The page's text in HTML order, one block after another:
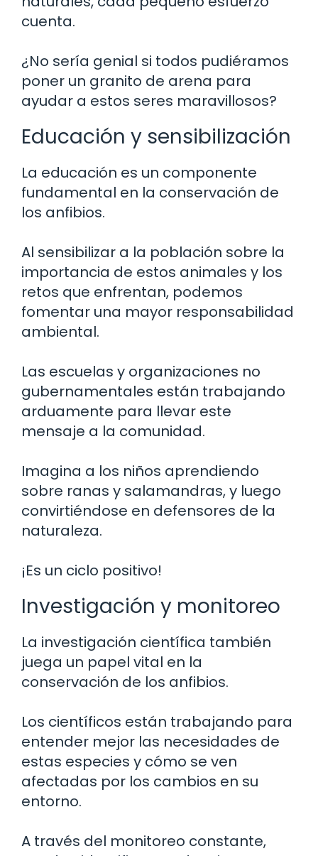
cuenta.
¿No sería genial si todos pudiéramos
poner un granito de arena para
ayudar a estos seres maravillosos?
Educación y sensibilización
La educación es un componente
fundamental en la conservación de
los anfibios.
Al sensibilizar a la población sobre la
importancia de estos animales y los
retos que enfrentan, podemos
fomentar una mayor responsabilidad
ambiental.
Las escuelas y organizaciones no
gubernamentales están trabajando
arduamente para llevar este
mensaje a la comunidad.
Imagina a los niños aprendiendo
sobre ranas y salamandras, y luego
convirtiéndose en defensores de la
naturaleza.
¡Es un ciclo positivo!
Investigación y monitoreo
La investigación científica también
juega un papel vital en la
conservación de los anfibios.
Los científicos están trabajando para
entender mejor las necesidades de
estas especies y cómo se ven
afectadas por los cambios en su
entorno.
A través del monitoreo constante,